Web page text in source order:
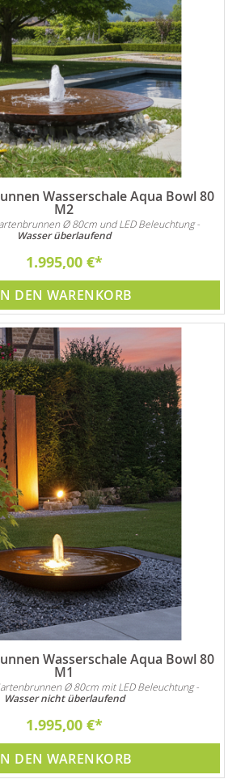
Wasserschale Aqua Bowl 80
M2
Ø 80cm und LED Beleuchtung -
Wasser überlaufend
1.995,00 €
DEN WARENKORB
Wasserschale Aqua Bowl 80
M1
Ø 80cm mit LED Beleuchtung -
Wasser nicht überlaufend
1.995,00 €
DEN WARENKORB